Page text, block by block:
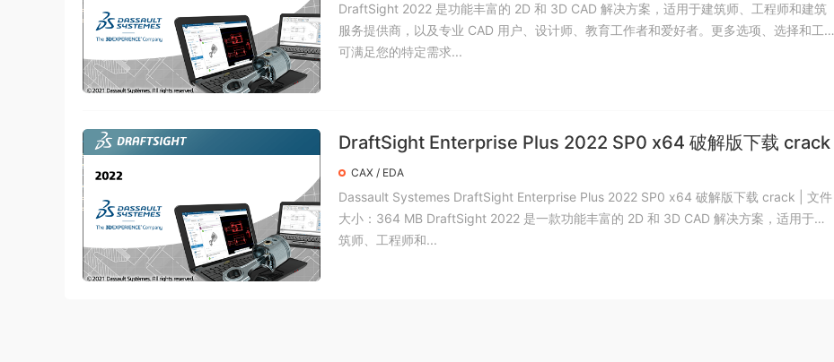
DraftSight 2022 是功能丰富的 2D 和 3D CAD 解决方案，适用于建筑师、工程师和建筑
服务提供商，以及专业 CAD 用户、设计师、教育工作者和爱好者。更多选项、选择和工具
可满足您的特定需求...
DraftSight Enterprise Plus 2022 SP0 x64 破解版下载 crack
CAX / EDA
Dassault Systemes DraftSight Enterprise Plus 2022 SP0 x64 破解版下载 crack | 文件
大小：364 MB DraftSight 2022 是一款功能丰富的 2D 和 3D CAD 解决方案，适用于建
筑师、工程师和...